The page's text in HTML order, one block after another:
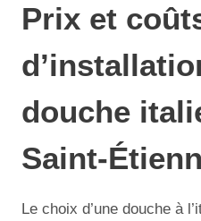
Prix et
douche
Saint-
Le choix d’une douche à